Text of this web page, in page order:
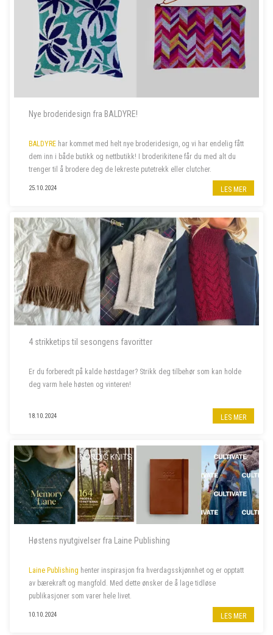
Nye broderidesign fra BALDYRE!
BALDYRE har kommet med helt nye broderidesign, og vi har endelig fått
dem inn i både butikk og nettbutikk! I broderikitene får du med alt du
trenger til å brodere deg de lekreste putetrekk eller clutcher.
25.10.2024 LES MER
4 strikketips til sesongens favoritter
Er du forberedt på kalde høstdager? Strikk deg tilbehør som kan holde
deg varm hele høsten og vinteren!
18.10.2024 LES MER
Høstens nyutgivelser fra Laine Publishing
Laine Publishing henter inspirasjon fra hverdagsskjønnhet og er opptatt
av bærekraft og mangfold. Med dette ønsker de å lage tidløse
publikasjoner som varer hele livet.
10.10.2024 LES MER